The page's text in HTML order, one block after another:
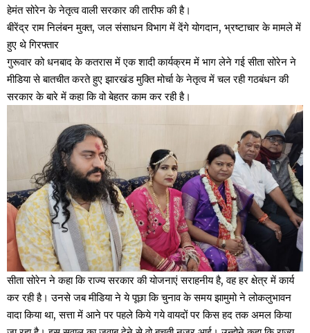
हेमंत सोरेन के नेतृत्व वाली सरकार की तारीफ की है।
बीरेंद्र राम निलंबन मुक्त, जल संसाधन विभाग में देंगे योगदान, भ्रष्टाचार के मामले में
हुए थे गिरफ्तार
गुरूवार को धनबाद के कतरास में एक शादी कार्यक्रम में भाग लेने गई सीता सोरेन ने
मीडिया से बातचीत करते हुए झारखंड मुक्ति मोर्चा के नेतृत्व में चल रही गठबंधन की
सरकार के बारे में कहा कि वो बेहतर काम कर रही है।
सीता सोरेन ने कहा कि राज्य सरकार की योजनाएं सराहनीय है, वह हर क्षेत्र में कार्य
कर रही है। उनसे जब मीडिया ने ये पूछा कि चुनाव के समय झामुमो ने लोकलुभावन
वादा किया था, सत्ता में आने पर पहले किये गये वायदों पर किस हद तक अमल किया